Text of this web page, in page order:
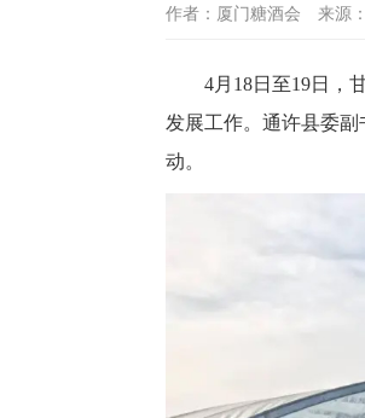
作者：厦门糖酒会 来源
4月18日至19日，
发展工作。通许县委
动。